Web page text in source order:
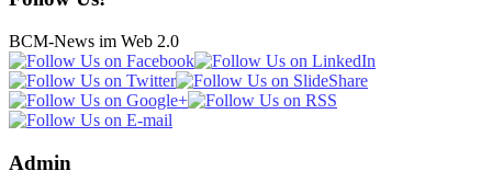
BCM-News im Web 2.0
Admin